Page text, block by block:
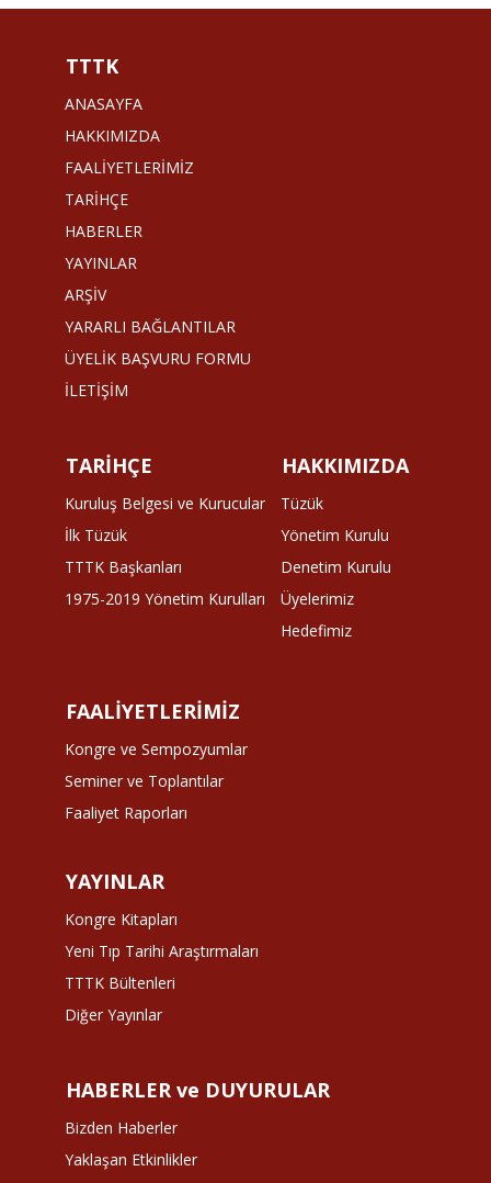
TTTK
ANASAYFA
HAKKIMIZDA
FAALİYETLERİMİZ
TARİHÇE
HABERLER
YAYINLAR
ARŞİV
YARARLI BAĞLANTILAR
ÜYELİK BAŞVURU FORMU
İLETİŞİM
TARİHÇE
Kuruluş Belgesi ve Kurucular
İlk Tüzük
TTTK Başkanları
1975-2019 Yönetim Kurulları
HAKKIMIZDA
Tüzük
Yönetim Kurulu
Denetim Kurulu
Üyelerimiz
Hedefimiz
FAALİYETLERİMİZ
Kongre ve Sempozyumlar
Seminer ve Toplantılar
Faaliyet Raporları
YAYINLAR
Kongre Kitapları
Yeni Tıp Tarihi Araştırmaları
TTTK Bültenleri
Diğer Yayınlar
HABERLER ve DUYURULAR
Bizden Haberler
Yaklaşan Etkinlikler